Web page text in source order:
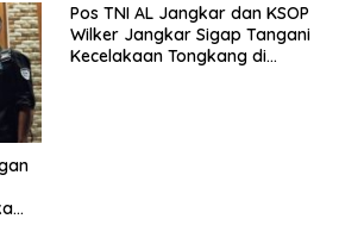
Pos TNI AL Jangkar dan KSOP
Wilker Jangkar Sigap Tangani
Kecelakaan Tongkang di